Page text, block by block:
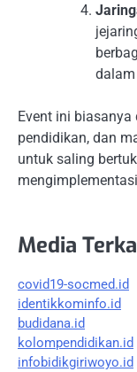
Event ini
pendidikan, dan
untuk saling
Media
covid19-socmed.id
identikkominfo.id
budidana.id
kolompendidikan.id
infobidikgiriwoyo.id